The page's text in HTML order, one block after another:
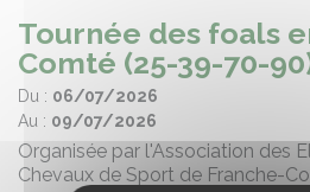
Tournée des foals
Comté (25-39-70-
Du : 06/07/2026
Au : 09/07/2026
Organisée par l'Association des
Chevaux de Sport de Franche-